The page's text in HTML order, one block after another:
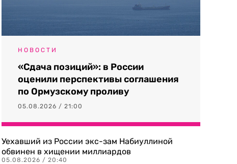
НОВОСТИ
«Сдача позиций»: в России
оценили перспективы соглашения
по Ормузскому проливу
05.08.2026 / 21:00
Уехавший из России экс-зам Набиуллиной
обвинен в хищении миллиардов
05.08.2026 / 20:40